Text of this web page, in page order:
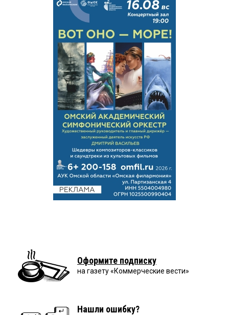
Оформите подписку
на газету «Коммерческие вести»
Нашли ошибку?